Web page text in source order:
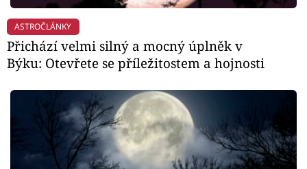
ASTROČLÁNKY
Přichází velmi silný a mocný úplněk v
Býku: Otevřete se příležitostem a hojnosti